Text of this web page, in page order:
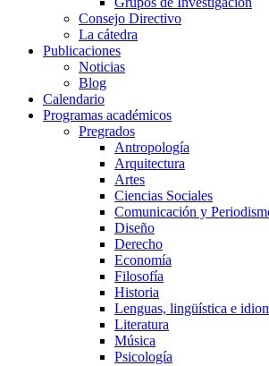
Consejo Directivo
La cátedra
Publicaciones
Noticias
Blog
Calendario
Programas académicos
Pregrados
Antropología
Arquitectura
Artes
Ciencias Sociales
Comunicación y
Diseño
Derecho
Economía
Filosofía
Historia
Lenguas, lingüística e
Literatura
Música
Psicología